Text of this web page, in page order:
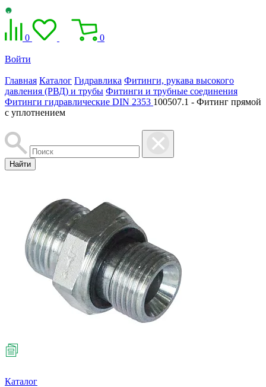
0 0
Войти
Главная Каталог Гидравлика Фитинги, рукава высокого
давления (РВД) и трубы Фитинги и трубные соединения
Фитинги гидравлические DIN 2353 100507.1 - Фитинг прямой
с уплотнением
Найти
Каталог